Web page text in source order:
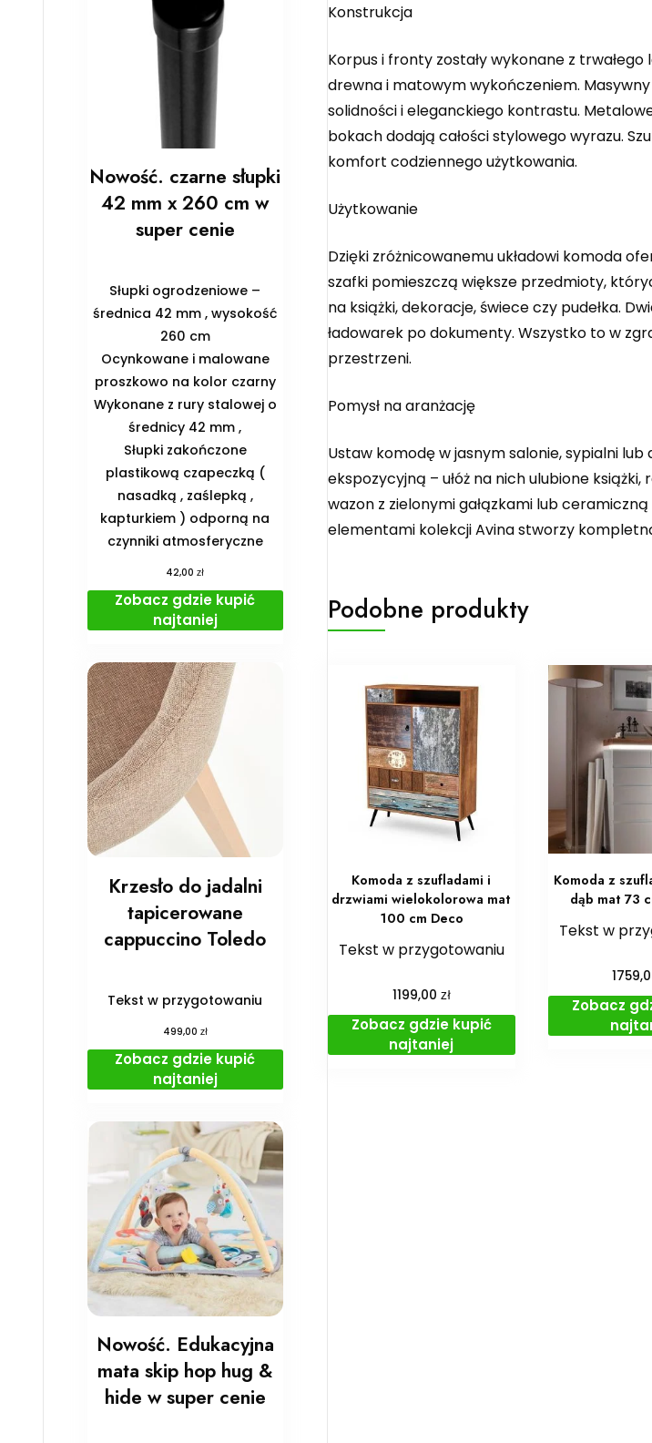
Konstrukcja
Korpus i fronty zostały wykonane z
drewna i matowym wykończeniem.
solidności i eleganckiego kontrastu.
bokach dodają całości stylowego wyrazu.
komfort codziennego użytkowania.
Użytkowanie
Dzięki zróżnicowanemu układowi komoda
szafki pomieszczą większe przedmioty,
na książki, dekoracje, świece czy pudełka.
ładowarek po dokumenty. Wszystko to w
przestrzeni.
Pomysł na aranżację
Ustaw komodę w jasnym salonie, sypialni
ekspozycyjną – ułóż na nich ulubione
wazon z zielonymi gałązkami lub
elementami kolekcji Avina stworzy
Podobne produkty
Komoda z szufladami i
drzwiami wielokolorowa mat
100 cm Deco
Tekst w przygotowaniu
1199,00 zł
Zobacz gdzie kupić
najtaniej
Komoda z
dąb mat 73
Tekst w
Zobacz
Nowość. czarne słupki
42 mm x 260 cm w
super cenie
Słupki ogrodzeniowe –
średnica 42 mm , wysokość
260 cm
Ocynkowane i malowane
proszkowo na kolor czarny
Wykonane z rury stalowej o
średnicy 42 mm ,
Słupki zakończone
plastikową czapeczką (
nasadką , zaślepką ,
kapturkiem ) odporną na
czynniki atmosferyczne
42,00zł
Zobacz gdzie kupić
najtaniej
Krzesło do jadalni
tapicerowane
cappuccino Toledo
Tekst w przygotowaniu
499,00 zł
Zobacz gdzie kupić
najtaniej
Nowość. Edukacyjna
mata skip hop hug &
hide w super cenie